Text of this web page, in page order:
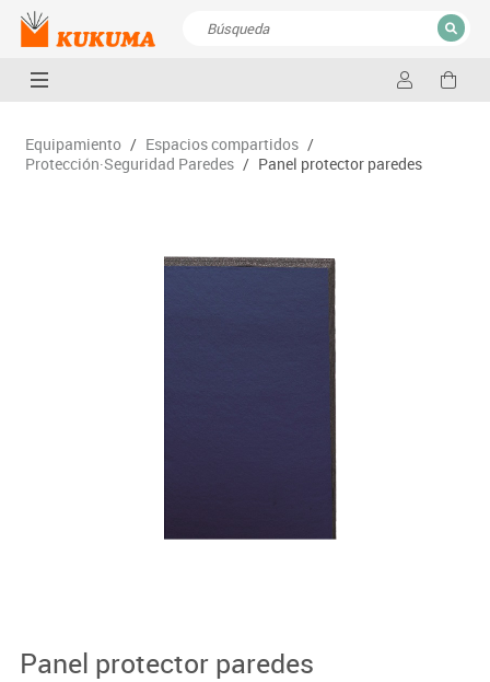
CERRAR
Equipamiento / Espacios compartidos /
Protección·Seguridad Paredes / Panel protector paredes
Panel protector paredes